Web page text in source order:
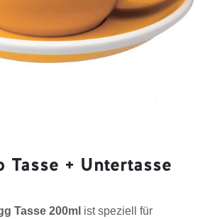
Tasse + Untertasse
Tasse 200ml ist speziell für